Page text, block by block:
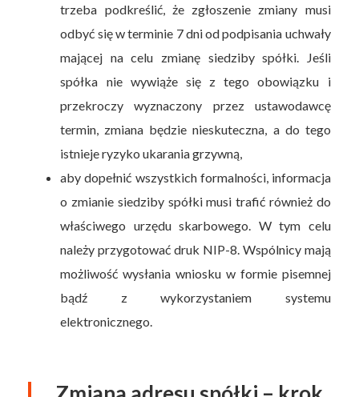
trzeba podkreślić, że zgłoszenie zmiany musi
odbyć się w terminie 7 dni od podpisania uchwały
mającej na celu zmianę siedziby spółki. Jeśli
spółka nie wywiąże się z tego obowiązku i
przekroczy wyznaczony przez ustawodawcę
termin, zmiana będzie nieskuteczna, a do tego
istnieje ryzyko ukarania grzywną,
aby dopełnić wszystkich formalności, informacja
o zmianie siedziby spółki musi trafić również do
właściwego urzędu skarbowego. W tym celu
należy przygotować druk NIP-8. Wspólnicy mają
możliwość wysłania wniosku w formie pisemnej
bądź z wykorzystaniem systemu
elektronicznego.